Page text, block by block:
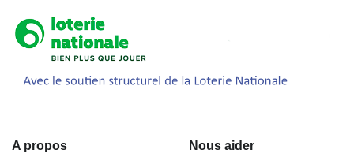
A propos Nous aider